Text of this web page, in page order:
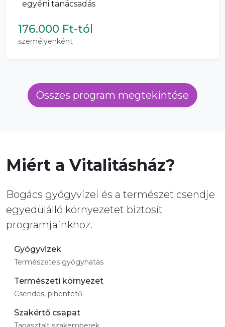
egyéni tanácsadás
176.000 Ft-tól
személyenként
Összes program megtekintése
Miért a Vitalitásház?
Bogács gyógyvizei és a természet csendje
egyedülálló környezetet biztosít
programjainkhoz.
Gyógyvizek
Természetes gyógyhatás
Természeti környezet
Csendes, pihentető
Szakértő csapat